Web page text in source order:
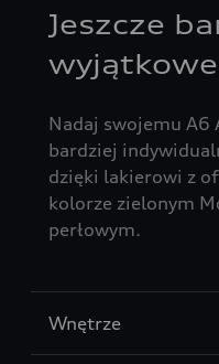
Jeszcze
wyjątkowe
Nadaj swojemu A6
bardziej
dzięki lakierowi z
kolorze zielonym
perłowym.
Wnętrze